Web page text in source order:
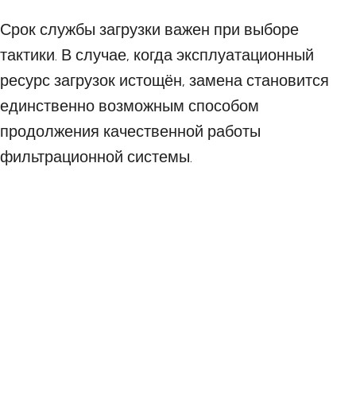
Срок службы загрузки важен при выборе
тактики. В случае, когда эксплуатационный
ресурс загрузок истощён, замена становится
единственно возможным способом
продолжения качественной работы
фильтрационной системы.